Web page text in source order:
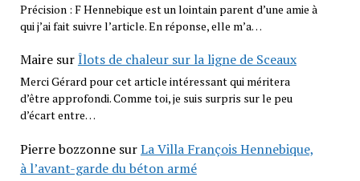
Précision : F Hennebique est un lointain parent d’une amie à
qui j’ai fait suivre l’article. En réponse, elle m’a…
MairesurÎlots de chaleur sur la ligne de Sceaux
Merci Gérard pour cet article intéressant qui méritera
d’être approfondi. Comme toi, je suis surpris sur le peu
d’écart entre…
Pierre bozzonnesurLa Villa François Hennebique,
à l’avant-garde du béton armé